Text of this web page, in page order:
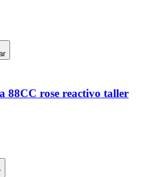
88CC rose reactivo taller